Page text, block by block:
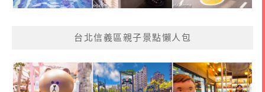
台北信義區親子景點懶人包